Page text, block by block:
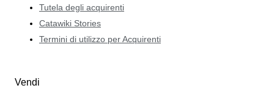
Tutela degli acquirenti
Catawiki Stories
Termini di utilizzo per Acquirenti
Vendi